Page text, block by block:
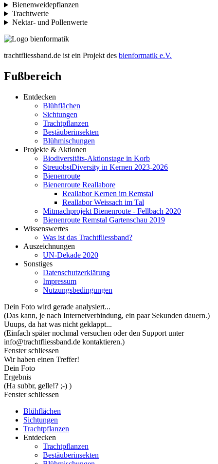
Bienenweidepflanzen
Trachtwerte
Nektar- und Pollenwerte
trachtfliessband.de ist ein Projekt des bienformatik e.V.
Fußbereich
Entdecken
Blühflächen
Sichtungen
Trachtpflanzen
Bestäuberinsekten
Blühmischungen
Projekte & Aktionen
Biodiversitäts-Aktionstage in Korb
StreuobstDiversity in Kernen 2023-2026
Bienenroute
Bienenroute Reallabore
Reallabor Kernen im Remstal
Reallabor Weissach im Tal
Mitmachprojekt Bienenroute - Fellbach 2020
Bienenroute Remstal Gartenschau 2019
Wissenswertes
Was ist das Trachtfliessband?
Auszeichnungen
UN-Dekade 2020
Sonstiges
Datenschutzerklärung
Impressum
Nutzungsbedingungen
Dein Foto wird gerade analysiert...
(Das kann, je nach Internetverbindung, ein paar Sekunden dauern.)
Uuups, da hat was nicht geklappt...
(Einfach später nochmal versuchen oder den Support unter
info@trachtfliessband.de kontaktieren.)
Fenster schliessen
Wir haben einen Treffer!
Dein Foto
Ergebnis
(Ha subbr, gelle!? ;-) )
Fenster schliessen
Blühflächen
Sichtungen
Trachtpflanzen
Entdecken
Trachtpflanzen
Bestäuberinsekten